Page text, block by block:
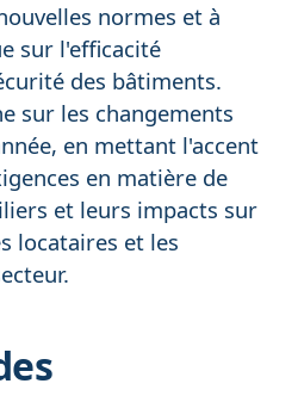
normes et à
sur l'efficacité
des bâtiments.
sur les changements
en mettant l'accent
en matière de
et leurs impacts sur
locataires et les